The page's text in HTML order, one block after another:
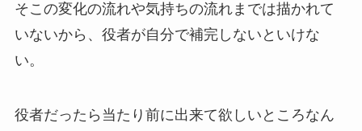
そこの変化の流れや気持ちの流れまでは描かれて
いないから、役者が自分で補完しないといけな
い。
役者だったら当たり前に出来て欲しいところなん